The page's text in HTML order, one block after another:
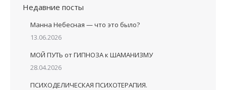
Недавние посты
Манна Небесная — что это было?
13.06.2026
МОЙ ПУТЬ от ГИПНОЗА к ШАМАНИЗМУ
28.04.2026
ПСИХОДЕЛИЧЕСКАЯ ПСИХОТЕРАПИЯ.